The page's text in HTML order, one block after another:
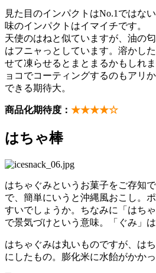
見た目のインパクトはNo.1ではな
味のインパクトはイマイチです。
天使のはねと似ていますが、油の
はフニャっとしています。溶かし
せて凍らせるとまとまるかもしれ
ョコでコーティングするのもアリ
できる期待大。
商品化期待度： ★★★★☆
はちゃ棒
はちゃぐみというお菓子をご存知
で、簡単にいうと沖縄風おこし。
すいでしょうか。ちなみに「はち
で景気づけという意味。「ぐみ」
はちゃぐみは丸いものですが、は
にしたもの。膨化米に水飴がかかっ